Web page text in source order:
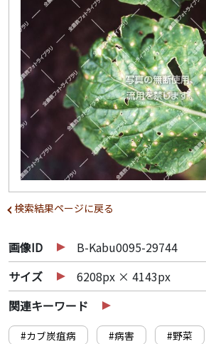
検索結果ページに戻る
画像ID
B-Kabu0095-29744
サイズ
6208px × 4143px
関連キーワード
#カブ炭疽病 #病害 #野菜